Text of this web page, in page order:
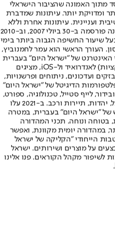
מתוך האמונה שהציבור הישראלי
ומדויקת יותר. עיתונות שמדברת
ועניינית. עיתונות אחרת וללא
תשלום. המהדורה המודפסת הראשונה פורסמה ב-30 ביולי 2007, וב-2010
שיעור החשיפה הגבוה ביותר בימי
העורך הראשי הוא עמר לחמנוביץ,
האינטרנט של "ישראל היום" בעברית
ובאנגלית, כמו כן היישומונים (אפליקציות) לאנדרואיד ול-iOS, מציגים
ועדכונים, ניתוחים ופרשנויות,
הדיגיטל של "ישראל היום"
לייף סטייל, טכנולוגיה, ספורט,
כלכלה וצרכנות, בריאות, חיילים, אוכל, יהדות, תיירות ורכב. ב-2021 עלו
של "ישראל היום" בעברית, במטרה
בטוחה ונוחה. תכני המהדורה
במהדורה יומית מקוונת, ואפשר
הייחודי "הקליקה של ישראל
על מוצרים ושירותים. ישראל
לשיפור מקהל הקוראים. פנו אלינו